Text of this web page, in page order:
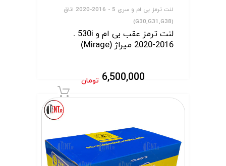
لنت ترمز بی ام و سری 5 - 2016-2020 اتاق
(G30,G31,G38)
لنت ترمز عقب بی ام و 530i ـ
2016-2020 میراژ (Mirage)
6,500,000 تومان